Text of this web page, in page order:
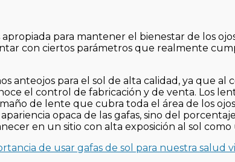
para mantener el bienestar de los
con ciertos parámetros que realmente
anteojos para el sol de alta calidad, ya que al
el control de fabricación y de venta. Los
de lente que cubra toda el área de los
opaca de las gafas, sino del
en un sitio con alta exposición al sol como
de usar gafas de sol para nuestra salud